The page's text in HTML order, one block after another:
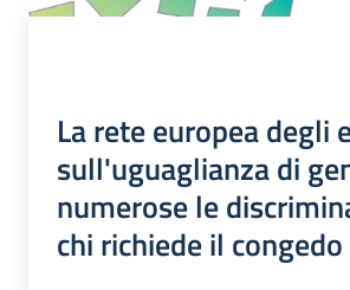
La rete europea degli
sull'uguaglianza di
numerose le
chi richiede il